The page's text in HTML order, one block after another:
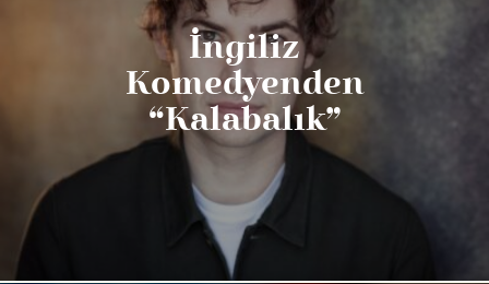
İngiliz
Komedyenden
“Kalabalık”